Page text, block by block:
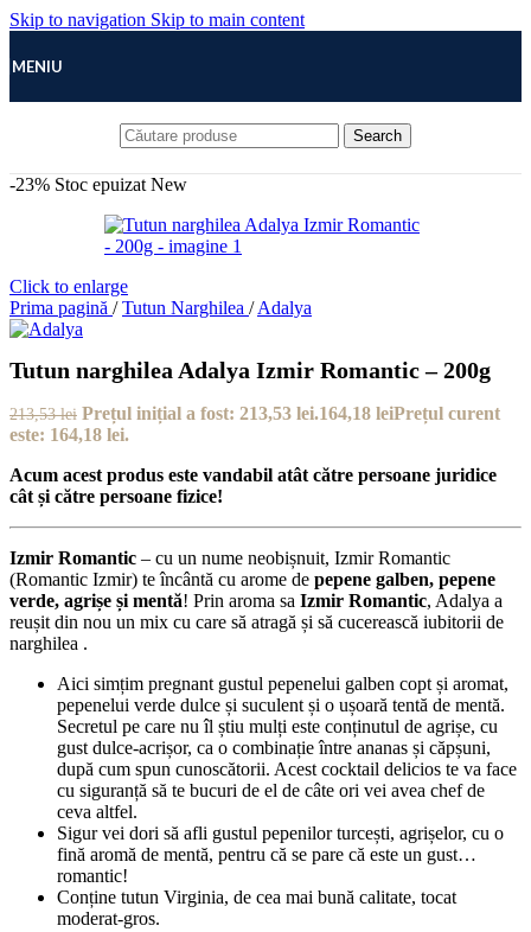
Skip to navigation Skip to main content
MENIU
Search
-23% Stoc epuizat New
Click to enlarge
Prima pagină / Tutun Narghilea / Adalya
Tutun narghilea Adalya Izmir Romantic – 200g
213,53lei Prețul inițial a fost: 213,53 lei.164,18 leiPrețul curent
este: 164,18 lei.
Acum acest produs este vandabil atât către persoane juridice
cât și către persoane fizice!
Izmir Romantic – cu un nume neobișnuit, Izmir Romantic
(Romantic Izmir) te încântă cu arome de pepene galben, pepene
verde, agrișe și mentă! Prin aroma sa Izmir Romantic, Adalya a
reușit din nou un mix cu care să atragă și să cucerească iubitorii de
narghilea .
Aici simțim pregnant gustul pepenelui galben copt și aromat,
pepenelui verde dulce și suculent și o ușoară tentă de mentă.
Secretul pe care nu îl știu mulți este conținutul de agrișe, cu
gust dulce-acrișor, ca o combinație între ananas și căpșuni,
după cum spun cunoscătorii. Acest cocktail delicios te va face
cu siguranță să te bucuri de el de câte ori vei avea chef de
ceva altfel.
Sigur vei dori să afli gustul pepenilor turcești, agrișelor, cu o
fină aromă de mentă, pentru că se pare că este un gust…
romantic!
Conține tutun Virginia, de cea mai bună calitate, tocat
moderat-gros.